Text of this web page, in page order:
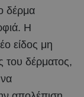
δέρμα
Η
είδος μη
του δέρματος,